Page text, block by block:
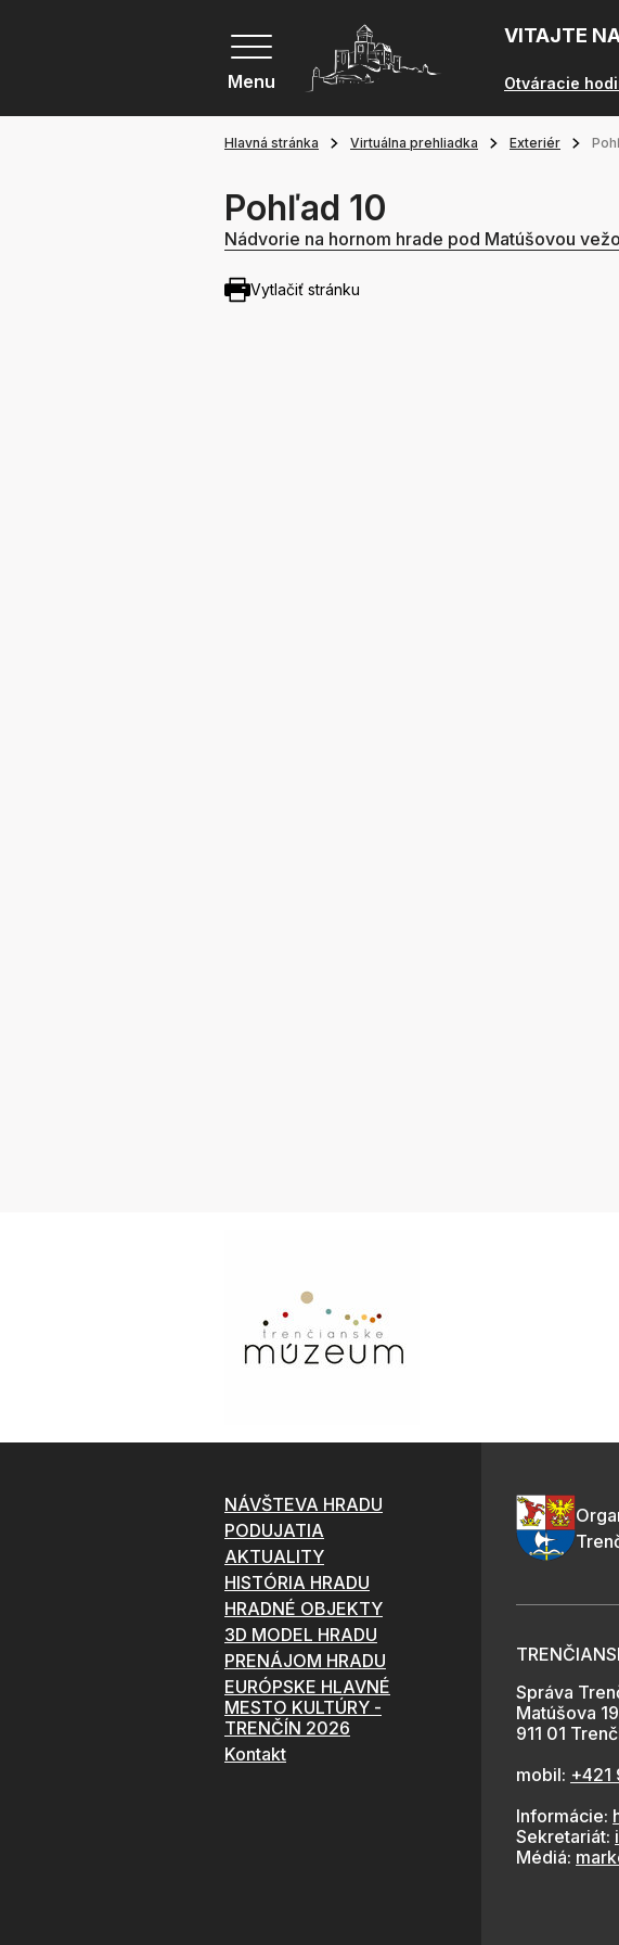
Menu
VITAJTE
Otváracie
Hlavná stránka Virtuálna prehliadka Exteriér
Pohľad 10
Nádvorie na hornom hrade pod Matúšovou
Vytlačiť stránku
NÁVŠTEVA HRADU
PODUJATIA
AKTUALITY
HISTÓRIA HRADU
HRADNÉ OBJEKTY
3D MODEL HRADU
PRENÁJOM HRADU
EURÓPSKE HLAVNÉ
MESTO KULTÚRY -
TRENČÍN 2026
Kontakt
Správa
Matúšova 19
911 01
mobil: +421
Informácie:
Sekretariát:
Médiá: